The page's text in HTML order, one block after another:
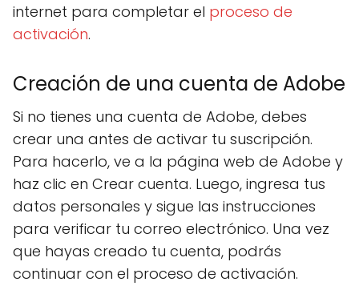
internet para completar el proceso de
activación.
Creación de una cuenta de Adobe
Si no tienes una cuenta de Adobe, debes
crear una antes de activar tu suscripción.
Para hacerlo, ve a la página web de Adobe y
haz clic en Crear cuenta. Luego, ingresa tus
datos personales y sigue las instrucciones
para verificar tu correo electrónico. Una vez
que hayas creado tu cuenta, podrás
continuar con el proceso de activación.